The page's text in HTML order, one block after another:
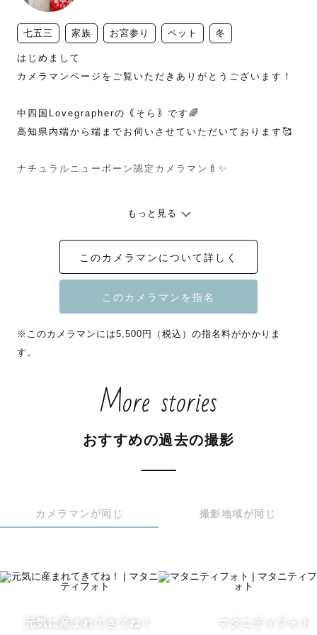
七五三 家族 お宮参り ペット 冬
はじめまして
カメラマンページをご覧いただきありがとうございます！
中四国Lovegrapherの｟そら｠です🌈
高知県内端から端までお伺いさせていただいております🥰
ナチュラルニューボーン認定カメラマン🍼✨
Lovegraphの出張撮影では、自分の好きな場所での撮影が
可能なので、ご自宅や海、公園などでも撮影することがで
きます！
思い出の場所で過ごす時間。家族との時間など節目や日常
初めての出張撮影で緊張する、不安だなと思われている
撮影場所等でお困りの場合にもご相談くださいね。
七五三の小物(和傘.手毬.毛氈.)
もっと見る
このカメラマンについて詳しく
※このカメラマンには5,500円（税込）の指名料がかかりま
す。
More stories
おすすめの過去の撮影
カメラマンが同じ 撮影地域が同じ
元気に産まれてきてね！ マタニティフォト